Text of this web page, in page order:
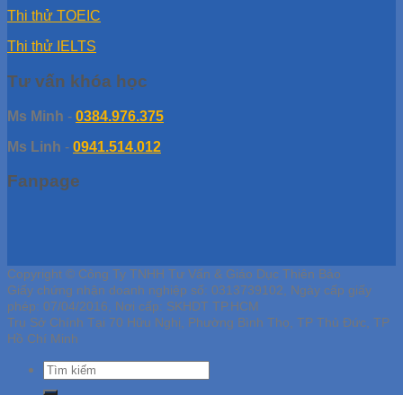
Thi thử TOEIC
Thi thử IELTS
Tư vấn khóa học
Ms Minh - 0384.976.375
Ms Linh - 0941.514.012
Fanpage
Copyright © Công Ty TNHH Tư Vấn & Giáo Dục Thiên Bảo
Giấy chứng nhận doanh nghiệp số: 0313739102, Ngày cấp giấy
phép: 07/04/2016, Nơi cấp: SKHDT TP.HCM
Trụ Sở Chính Tại 70 Hữu Nghị, Phường Bình Thọ, TP Thủ Đức, TP
Hồ Chí Minh